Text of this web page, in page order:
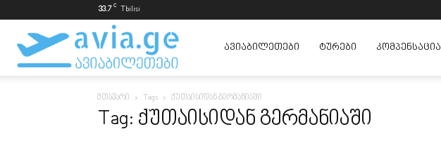
33.7 C Tbilisi
ავიაბილეთები
ყველაზე
ᲐᲕᲘᲐᲑᲘᲚᲔᲗᲔᲑᲘ ᲢᲣᲠᲔᲑᲘ ᲙᲝᲛᲞᲔᲜᲡᲐᲪᲘᲐ
მთავარი Tags ქუთაისიდან გერმანიაში
Tag: ქუთაისიდან გერმანიაში